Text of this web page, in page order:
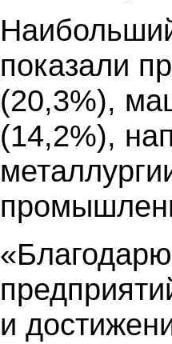
показали
(20,3%),
(14,2%),
и